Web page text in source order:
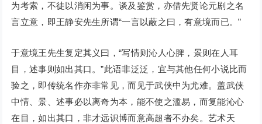
为考索，不徒以消闲为事。谈及鉴赏，亦借先贤论元剧之名
言立意，即王静安先生所谓“一言以蔽之曰，有意境而已。”
于意境王先生复定其义曰，“写情则沁人心脾，景则在人耳
目，述事则如出其口。”此语非泛泛，宜与其他任何小说比而
验之，即传统名作亦非常见，而见于武侠中为尤难。盖武侠
中情、景、述事必以离奇为本，能不使之滥易，而复能沁心
在目，如出其口，非才远识博而意高超者不办矣。艺术天